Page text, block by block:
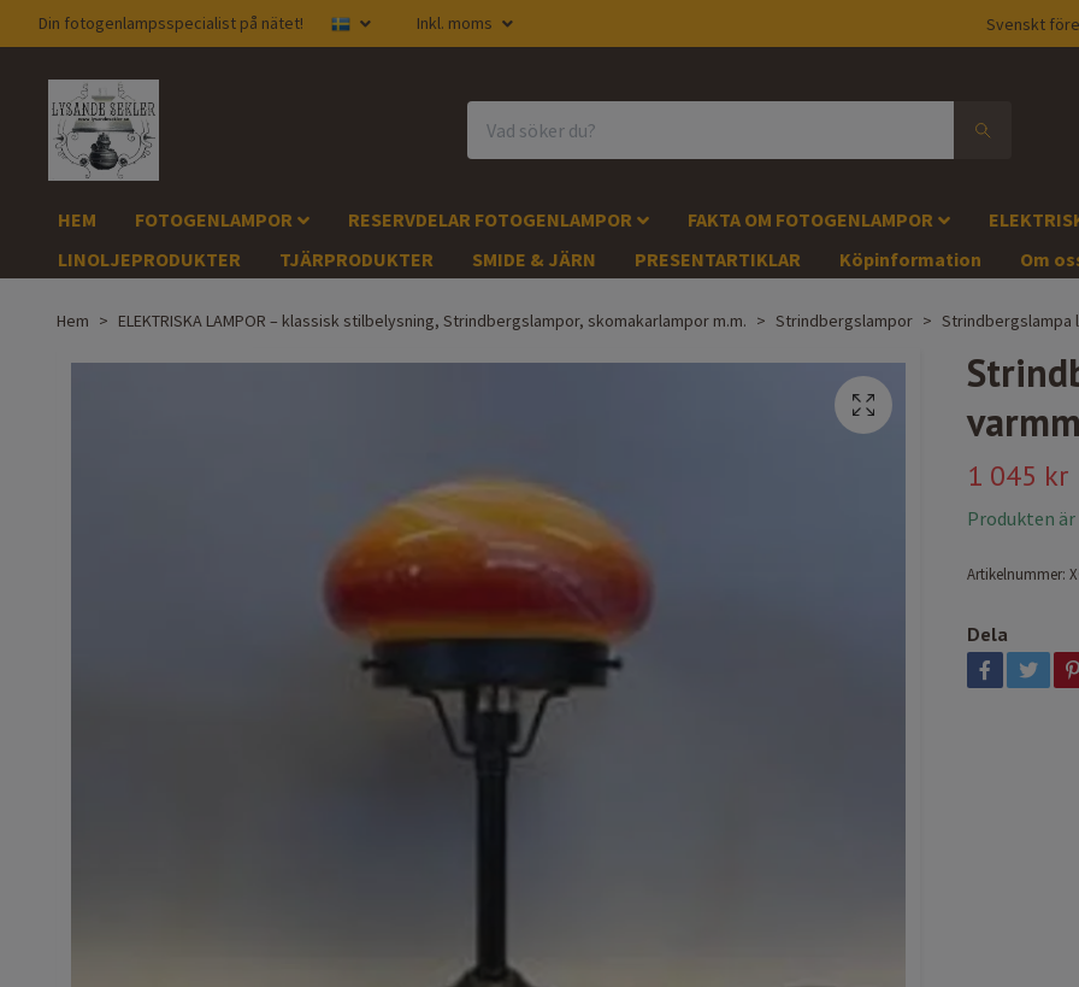
Din fotogenlampsspecialist på nätet! Inkl. moms Svenskt
HEM FOTOGENLAMPOR RESERVDELAR FOTOGENLAMPOR FAKTA OM FOTOGENLAMPOR
LINOLJEPRODUKTER
TJÄRPRODUKTER SMIDE & JÄRN PRESENTARTIKLAR Köpinformation Om
Hem ELEKTRISKA LAMPOR – klassisk stilbelysning, Strindbergslampor, skomakarlampor m.m. Strindbergslampor Strindbergslampa
1 045 kr
Produkten
Artikelnummer:
Dela